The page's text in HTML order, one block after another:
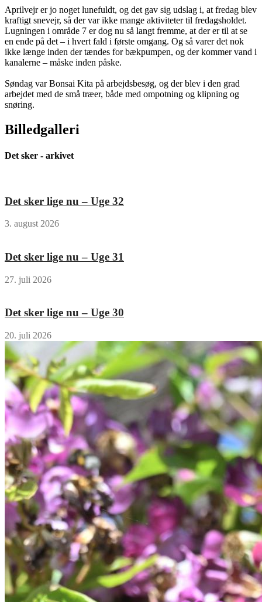
Aprilvejr er jo noget lunefuldt, og det gav sig udslag i, at fredag blev
kraftigt snevejr, så der var ikke mange aktiviteter til fredagsholdet.
Lugningen i område 7 er dog nu så langt fremme, at der er til at se
en ende på det – i hvert fald i første omgang. Og så varer det nok
ikke længe inden der tændes for bækpumpen, og der kommer vand i
kanalerne – måske inden påske.
Søndag var Bonsai Kita på arbejdsbesøg, og der blev i den grad
arbejdet med de små træer, både med ompotning og klipning og
snøring.
Billedgalleri
Det sker - arkivet
Det sker lige nu – Uge 32
3. august 2026
Det sker lige nu – Uge 31
27. juli 2026
Det sker lige nu – Uge 30
20. juli 2026